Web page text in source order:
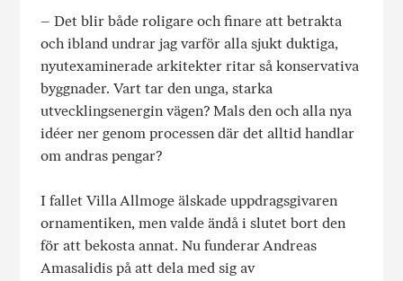
– Det blir både roligare och finare att betrakta
och ibland undrar jag varför alla sjukt duktiga,
nyutexaminerade arkitekter ritar så konservativa
byggnader. Vart tar den unga, starka
utvecklingsenergin vägen? Mals den och alla nya
idéer ner genom processen där det alltid handlar
om andras pengar?
I fallet Villa Allmoge älskade uppdragsgivaren
ornamentiken, men valde ändå i slutet bort den
för att bekosta annat. Nu funderar Andreas
Amasalidis på att dela med sig av